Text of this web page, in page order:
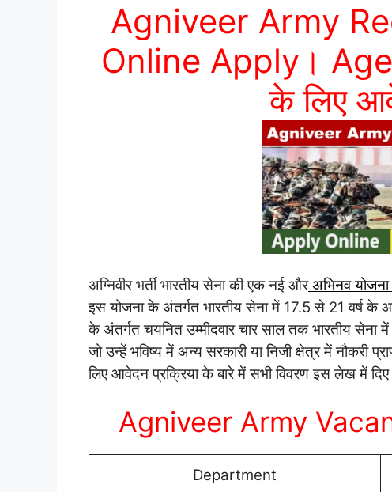
Agniveer Army
Online Apply। Age
के लिए
अग्निवीर भर्ती भारतीय सेना की एक नई औरअभिनव
इस योजना के अंतर्गत भारतीय सेना में 17.5 से 21 वर्ष के
के अंतर्गत चयनित उम्मीदवार चार साल तक भारतीय सेना
जो उन्हें भविष्य में अन्य सरकारी या निजी क्षेत्र में नौकरी
लिए आवेदन प्रक्रिया के बारे में सभी विवरण इस लेख में दिए
Agniveer Army
Department